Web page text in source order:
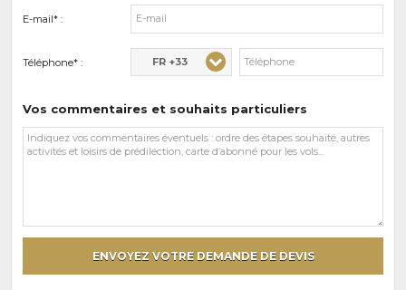
E-mail* :
Téléphone* : FR +33
Vos commentaires et souhaits particuliers
Vos
commentaires
ENVOYEZ VOTRE DEMANDE DE DEVIS